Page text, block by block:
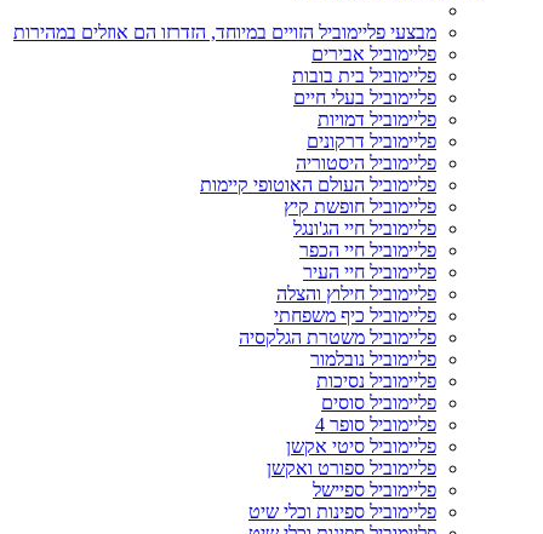
מבצעי פליימוביל הזויים במיוחד, הזדרזו הם אוזלים במהירות
פליימוביל אבירים
פליימוביל בית בובות
פליימוביל בעלי חיים
פליימוביל דמויות
פליימוביל דרקונים
פליימוביל היסטוריה
פליימוביל העולם האוטופי קיימות
פליימוביל חופשת קיץ
פליימוביל חיי הג'ונגל
פליימוביל חיי הכפר
פליימוביל חיי העיר
פליימוביל חילוץ והצלה
פליימוביל כיף משפחתי
פליימוביל משטרת הגלקסיה
פליימוביל נובלמור
פליימוביל נסיכות
פליימוביל סוסים
פליימוביל סופר 4
פליימוביל סיטי אקשן
פליימוביל ספורט ואקשן
פליימוביל ספיישל
פליימוביל ספינות וכלי שיט